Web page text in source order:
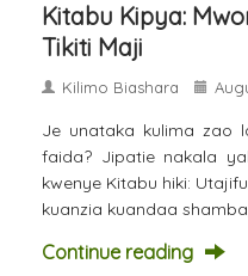
Kitabu Kipya:
Tikiti Maji
Kilimo Biashara
Je unataka kulima zao
faida? Jipatie nakala
kwenye Kitabu hiki:
kuanzia kuandaa
Continue reading